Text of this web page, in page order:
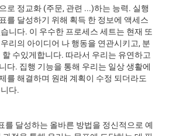
로 정교화 (주문, 관련 ...)하는 능력. 실행
를 달성하기 위해 획득 한 정보에 액세스
니다. 이 우수한 프로세스 세트는 현재 또
리의 아이디어 나 행동을 연관시키고, 분
수있게합니다. 따라서 우리는 유연하고
다. 집행 기능을 통해 우리는 일상 생활에
를 해결하며 원래 계획이 수정 되더라도
다.
를 달성하는 올바른 방법을 정신적으로 예